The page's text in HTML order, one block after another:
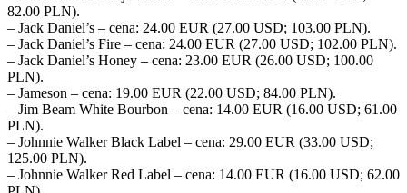
82.00 PLN).
– Jack Daniel’s – cena: 24.00 EUR (27.00 USD; 103.00 PLN).
– Jack Daniel’s Fire – cena: 24.00 EUR (27.00 USD; 102.00 PLN).
– Jack Daniel’s Honey – cena: 23.00 EUR (26.00 USD; 100.00
PLN).
– Jameson – cena: 19.00 EUR (22.00 USD; 84.00 PLN).
– Jim Beam White Bourbon – cena: 14.00 EUR (16.00 USD; 61.00
PLN).
– Johnnie Walker Black Label – cena: 29.00 EUR (33.00 USD;
125.00 PLN).
– Johnnie Walker Red Label – cena: 14.00 EUR (16.00 USD; 62.00